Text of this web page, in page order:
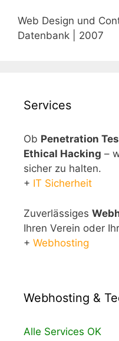
Web Design und
Datenbank | 2007
Services
Ob Penetration
Ethical Hacking –
sicher zu halten.
+ IT Sicherheit
Zuverlässiges
Ihren Verein oder
+ Webhosting
Webhosting &
Alle Services OK